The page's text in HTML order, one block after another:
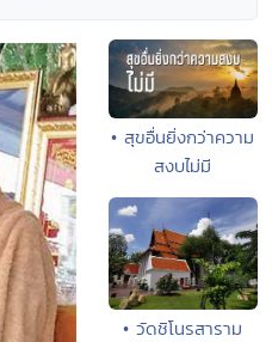
• สุขอื่นยิ่งกว่าความ
สงบไม่มี
• วัดชิโนรสาราม